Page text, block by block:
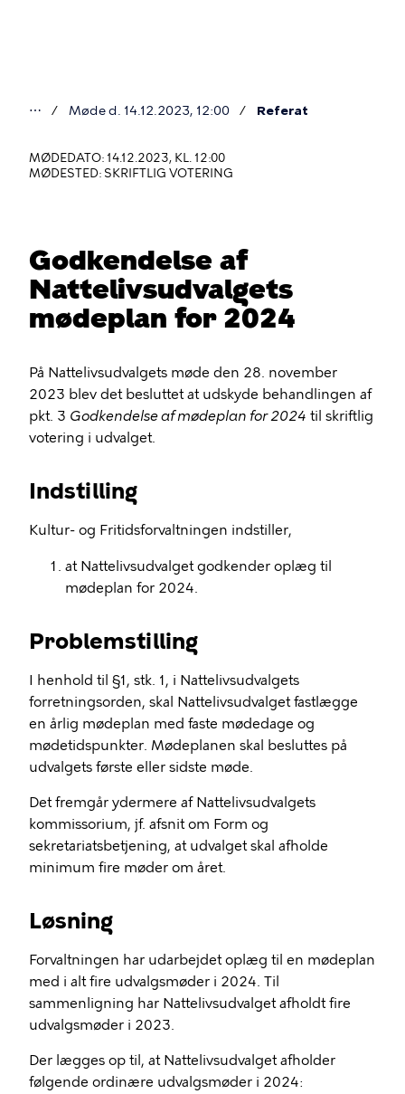
er
her
⋯ Møde d. 14.12.2023, 12:00 Referat
MØDEDATO: 14.12.2023, KL. 12:00
MØDESTED: SKRIFTLIG VOTERING
Godkendelse af
Nattelivsudvalgets
mødeplan for 2024
På Nattelivsudvalgets møde den 28. november
2023 blev det besluttet at udskyde behandlingen af
pkt. 3 Godkendelse af mødeplan for 2024 til skriftlig
votering i udvalget.
Indstilling
Kultur- og Fritidsforvaltningen indstiller,
at Nattelivsudvalget godkender oplæg til
mødeplan for 2024.
Problemstilling
I henhold til §1, stk. 1, i Nattelivsudvalgets
forretningsorden, skal Nattelivsudvalget fastlægge
en årlig mødeplan med faste mødedage og
mødetidspunkter. Mødeplanen skal besluttes på
udvalgets første eller sidste møde.
Det fremgår ydermere af Nattelivsudvalgets
kommissorium, jf. afsnit om Form og
sekretariatsbetjening, at udvalget skal afholde
minimum fire møder om året.
Løsning
Forvaltningen har udarbejdet oplæg til en mødeplan
med i alt fire udvalgsmøder i 2024. Til
sammenligning har Nattelivsudvalget afholdt fire
udvalgsmøder i 2023.
Der lægges op til, at Nattelivsudvalget afholder
følgende ordinære udvalgsmøder i 2024: